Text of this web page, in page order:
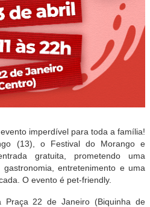
imperdível para toda a família!
(13), o Festival do Morango e
gratuita, prometendo uma
entretenimento e uma
O evento é pet-friendly.
Praça 22 de Janeiro (Biquinha de